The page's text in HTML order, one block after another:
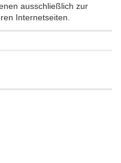
ausschließlich zur
Internetseiten.